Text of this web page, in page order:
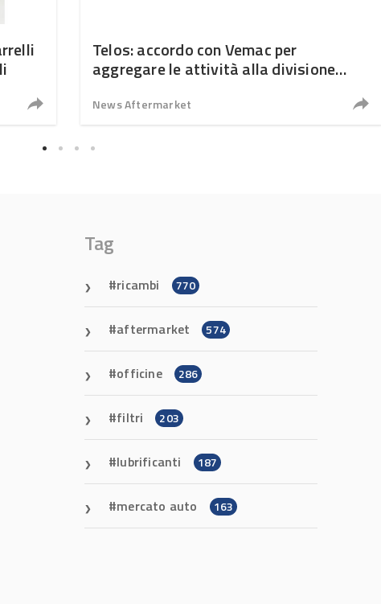
Telos: accordo con Vemac per
aggregare le attività alla divisione
News Aftermarket
Tag
ricambi 770
aftermarket 574
officine 286
filtri 203
lubrificanti 187
mercato auto 163